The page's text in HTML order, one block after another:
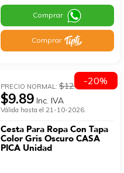
Comprar
Comprar
PRECIO NORMAL:$12.36
$9.89 Inc. IVA
Válida hasta el 21-10-2026.
Cesta Para Ropa Con Tapa
Color Gris Oscuro CASA
PICA Unidad
-20%